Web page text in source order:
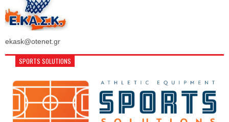
ekask@otenet.gr
SPORTS SOLUTIONS